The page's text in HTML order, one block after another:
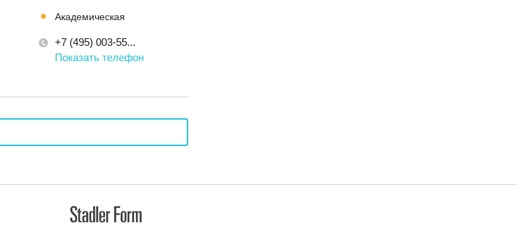
Академическая
+7 (495) 003-55...
Показать телефон